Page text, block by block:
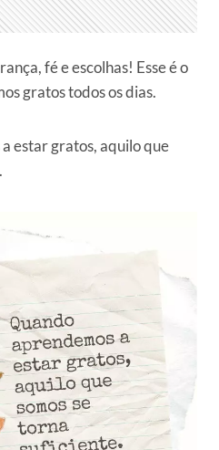
fé e escolhas! Esse é o
gratos todos os dias.
estar gratos, aquilo que